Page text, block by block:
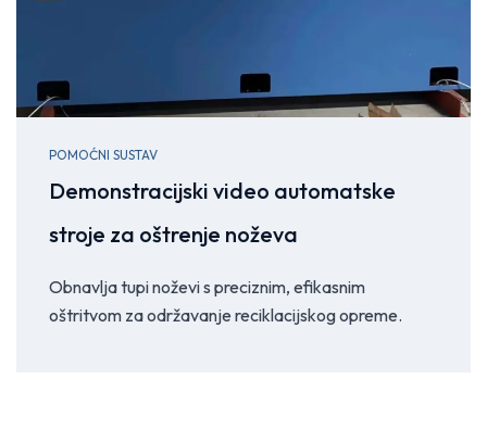
POMOĆNI SUSTAV
Demonstracijski video automatske
stroje za oštrenje noževa
Obnavlja tupi noževi s preciznim, efikasnim
oštritvom za održavanje reciklacijskog opreme.